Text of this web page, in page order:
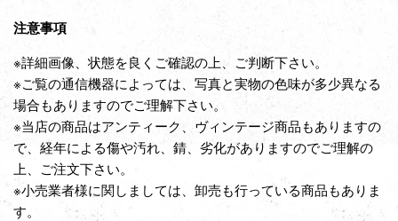
注意事項
※詳細画像、状態を良くご確認の上、ご判断下さい。
※ご覧の通信機器によっては、写真と実物の色味が多少異なる
場合もありますのでご理解下さい。
※当店の商品はアンティーク、ヴィンテージ商品もありますの
で、経年による傷や汚れ、錆、劣化がありますのでご理解の
上、ご注文下さい。
※小売業者様に関しましては、卸売も行っている商品もありま
す。